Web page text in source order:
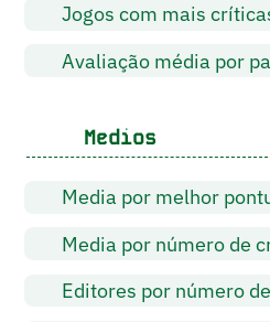
Jogos com mais
Avaliação média por
Medios
Media por melhor
Media por número de
Editores por número